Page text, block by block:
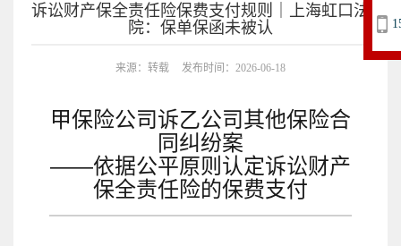
诉讼财产保全责任险保费支付规则｜上海虹口法
院：保单保函未被认
来源：转载 发布时间：2026-06-18
甲保险公司诉乙公司其他保险合
同纠纷案
——依据公平原则认定诉讼财产
保全责任险的保费支付